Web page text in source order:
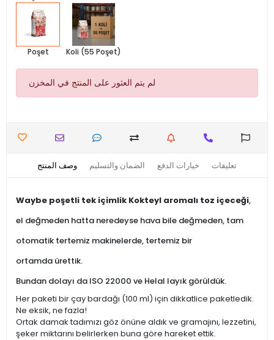
Poşet Koli (55 Poşet)
لم يتم العثور على المنتج في المخزن
وصف المنتج الضمان والتسليم خيارات الدفع تعليقات
Waybe poşetli tek içimlik Kokteyl aromalı toz içeceği,
el değmeden hatta neredeyse hava bile değmeden, tam
otomatik tertemiz makinelerde, tertemiz bir
ortamda ürettik.
Bundan dolayı da ISO 22000 ve Helal layık görüldük.
Her paketi bir çay bardağı (100 ml) için dikkatlice paketledik.
Ne eksik, ne fazla!
Ortak damak tadımızı göz önüne aldık ve gramajını, lezzetini,
şeker miktarını belirlerken buna göre hareket ettik.